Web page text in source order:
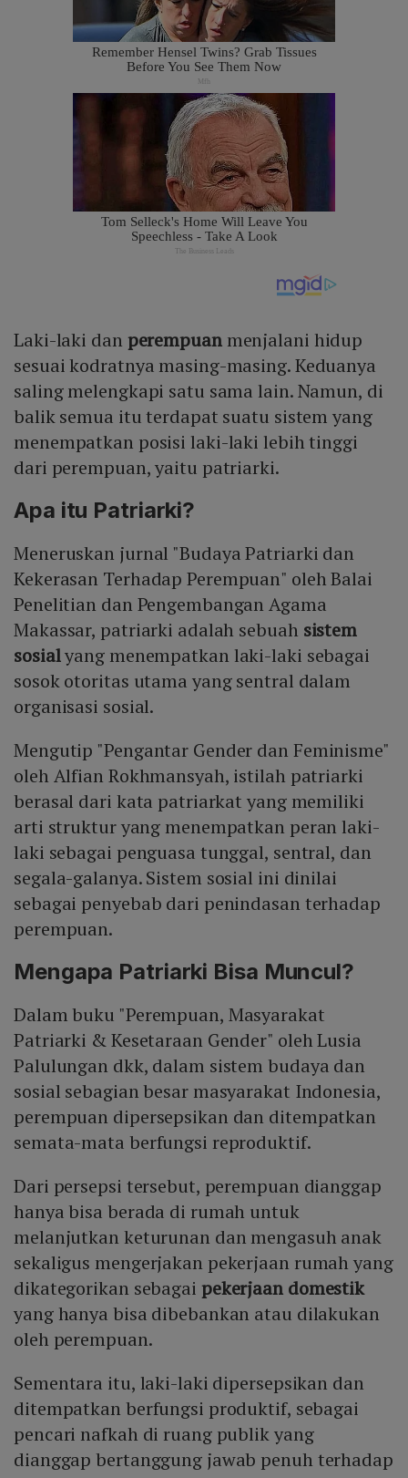
Laki-laki dan perempuanmenjalani hidup
sesuai kodratnya masing-masing. Keduanya
saling melengkapi satu sama lain. Namun, di
balik semua itu terdapat suatu sistem yang
menempatkan posisi laki-laki lebih tinggi
dari perempuan, yaitu patriarki.
Apa itu Patriarki?
Meneruskan jurnal "Budaya Patriarki dan
Kekerasan Terhadap Perempuan" oleh Balai
Penelitian dan Pengembangan Agama
Makassar, patriarki adalah sebuah sistem
sosialyang menempatkan laki-laki sebagai
sosok otoritas utama yang sentral dalam
organisasi sosial.
Mengutip "Pengantar Gender dan Feminisme"
oleh Alfian Rokhmansyah, istilah patriarki
berasal dari kata patriarkat yang memiliki
arti struktur yang menempatkan peran laki-
laki sebagai penguasa tunggal, sentral, dan
segala-galanya. Sistem sosial ini dinilai
sebagai penyebab dari penindasan terhadap
perempuan.
Mengapa Patriarki Bisa Muncul?
Dalam buku "Perempuan, Masyarakat
Patriarki & Kesetaraan Gender" oleh Lusia
Palulungan dkk, dalam sistem budaya dan
sosial sebagian besar masyarakat Indonesia,
perempuan dipersepsikan dan ditempatkan
semata-mata berfungsi reproduktif.
Dari persepsi tersebut, perempuan dianggap
hanya bisa berada di rumah untuk
melanjutkan keturunan dan mengasuh anak
sekaligus mengerjakan pekerjaan rumah yang
dikategorikan sebagai pekerjaan domestik
yang hanya bisa dibebankan atau dilakukan
oleh perempuan.
Sementara itu, laki-laki dipersepsikan dan
ditempatkan berfungsi produktif, sebagai
pencari nafkah di ruang publik yang
dianggap bertanggung jawab penuh terhadap